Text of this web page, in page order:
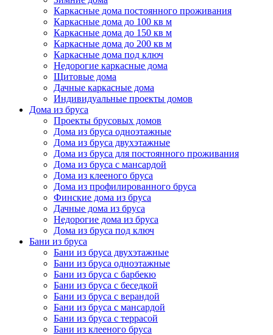
Каркасные дома постоянного проживания
Каркасные дома до 100 кв м
Каркасные дома до 150 кв м
Каркасные дома до 200 кв м
Каркасные дома под ключ
Недорогие каркасные дома
Щитовые дома
Дачные каркасные дома
Индивидуальные проекты домов
Дома из бруса
Проекты брусовых домов
Дома из бруса одноэтажные
Дома из бруса двухэтажные
Дома из бруса для постоянного проживания
Дома из бруса с мансардой
Дома из клееного бруса
Дома из профилированного бруса
Финские дома из бруса
Дачные дома из бруса
Недорогие дома из бруса
Дома из бруса под ключ
Бани из бруса
Бани из бруса двухэтажные
Бани из бруса одноэтажные
Бани из бруса с барбекю
Бани из бруса с беседкой
Бани из бруса с верандой
Бани из бруса с мансардой
Бани из бруса с террасой
Бани из клееного бруса